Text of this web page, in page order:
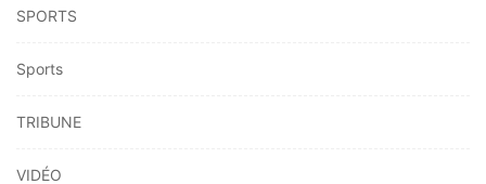
SPORTS
Sports
TRIBUNE
VIDÉO